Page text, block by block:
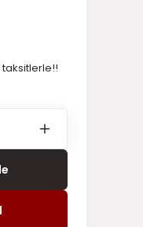
taksitlerle!!